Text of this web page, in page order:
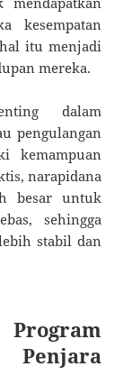
kesempatan
itu menjadi
mereka.
dalam
pengulangan
kemampuan
narapidana
besar untuk
sehingga
stabil dan